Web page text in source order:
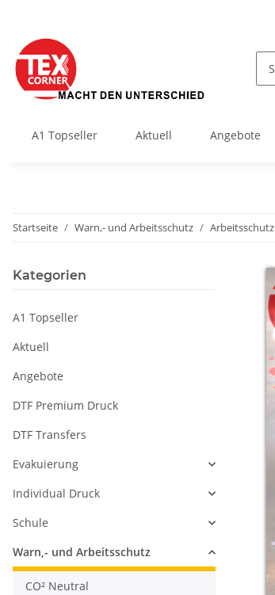
A1 Topseller Aktuell Angebote
Startseite Warn,- und Arbeitsschutz Arbeitsschutz
Kategorien
A1 Topseller
Aktuell
Angebote
DTF Premium Druck
DTF Transfers
Evakuierung
Individual Druck
Schule
Warn,- und Arbeitsschutz
CO² Neutral